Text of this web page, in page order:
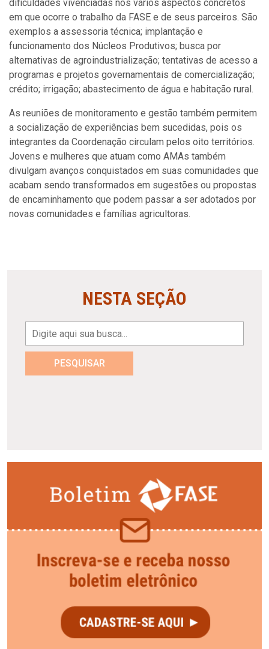
dificuldades vivenciadas nos vários aspectos concretos
em que ocorre o trabalho da FASE e de seus parceiros. São
exemplos a assessoria técnica; implantação e
funcionamento dos Núcleos Produtivos; busca por
alternativas de agroindustrialização; tentativas de acesso a
programas e projetos governamentais de comercialização;
crédito; irrigação; abastecimento de água e habitação rural.
As reuniões de monitoramento e gestão também permitem
a socialização de experiências bem sucedidas, pois os
integrantes da Coordenação circulam pelos oito territórios.
Jovens e mulheres que atuam como AMAs também
divulgam avanços conquistados em suas comunidades que
acabam sendo transformados em sugestões ou propostas
de encaminhamento que podem passar a ser adotados por
novas comunidades e famílias agricultoras.
NESTA SEÇÃO
PESQUISAR